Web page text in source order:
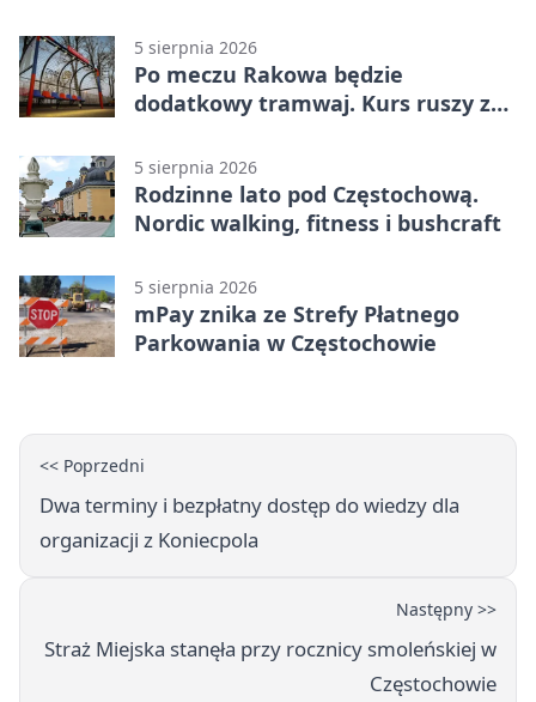
5 sierpnia 2026
Po meczu Rakowa będzie
dodatkowy tramwaj. Kurs ruszy ze
5 sierpnia 2026
Rodzinne lato pod Częstochową.
Nordic walking, fitness i bushcraft
5 sierpnia 2026
mPay znika ze Strefy Płatnego
Parkowania w Częstochowie
<< Poprzedni
Dwa terminy i bezpłatny dostęp do wiedzy dla
organizacji z Koniecpola
Następny >>
Straż Miejska stanęła przy rocznicy smoleńskiej w
Częstochowie